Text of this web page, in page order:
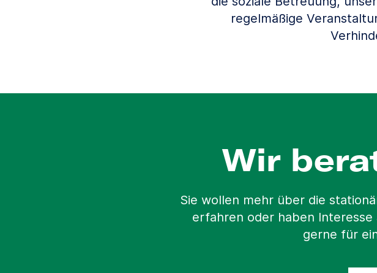
regelmäßige
Wir
Sie wollen mehr über die
erfahren oder haben Interesse
gerne für